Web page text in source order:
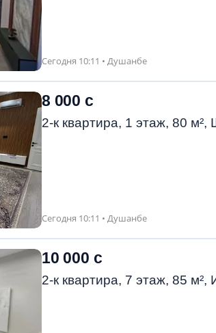
Сегодня 10:11 • Душанбе
8 000 с
2-к квартира, 1 этаж, 80
Сегодня 10:11 • Душанбе
10 000 с
2-к квартира, 7 этаж, 85